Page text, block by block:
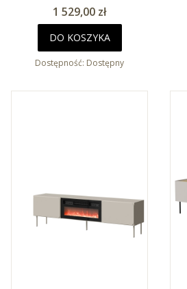
Cena
1 529,00 zł
DO KOSZYKA
Dostępność: Dostępny